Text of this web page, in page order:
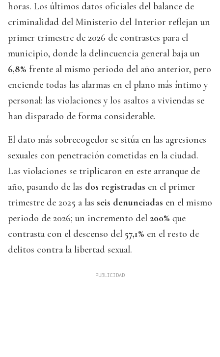
horas. Los últimos datos oficiales del balance de
criminalidad del Ministerio del Interior reflejan un
primer trimestre de 2026 de contrastes para el
municipio, donde la delincuencia general baja un
6,8% frente al mismo periodo del año anterior, pero
enciende todas las alarmas en el plano más íntimo y
personal: las violaciones y los asaltos a viviendas se
han disparado de forma considerable.
El dato más sobrecogedor se sitúa en las agresiones
sexuales con penetración cometidas en la ciudad.
Las violaciones se triplicaron en este arranque de
año, pasando de las dos registradas en el primer
trimestre de 2025 a las seis denunciadas en el mismo
periodo de 2026; un incremento del 200% que
contrasta con el descenso del 57,1% en el resto de
delitos contra la libertad sexual.